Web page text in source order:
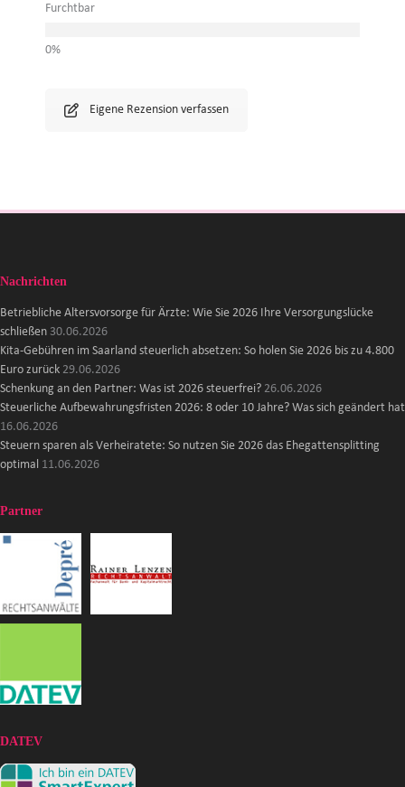
Furchtbar
Eigene Rezension verfassen
Nachrichten
Betriebliche Altersvorsorge für Ärzte: Wie Sie 2026 Ihre Versorgungslücke
schließen 30.06.2026
Kita-Gebühren im Saarland steuerlich absetzen: So holen Sie 2026 bis zu 4.800
Euro zurück 29.06.2026
Schenkung an den Partner: Was ist 2026 steuerfrei? 26.06.2026
Steuerliche Aufbewahrungsfristen 2026: 8 oder 10 Jahre? Was sich geändert hat
16.06.2026
Steuern sparen als Verheiratete: So nutzen Sie 2026 das Ehegattensplitting
optimal 11.06.2026
Partner
DATEV